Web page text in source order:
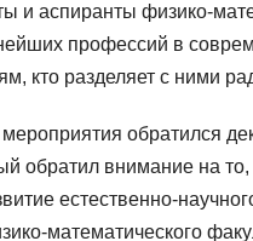
и аспиранты физико-
профессий в
кто разделяет с ними
обратился
обратил внимание на
естественно-
математического